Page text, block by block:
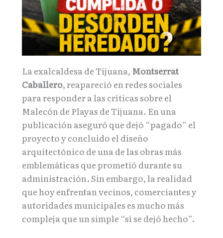
La exalcaldesa de Tijuana, Montserrat
Caballero, reapareció en redes sociales
para responder a las críticas sobre el
Malecón de Playas de Tijuana. En una
publicación aseguró que dejó “pagado” el
proyecto y concluido el diseño
arquitectónico de una de las obras más
emblemáticas que prometió durante su
administración. Sin embargo, la realidad
que hoy enfrentan vecinos, comerciantes y
autoridades municipales es mucho más
compleja que un simple “sí se dejó hecho”.